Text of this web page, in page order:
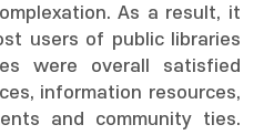
As a result, it
users of public libraries
were overall satisfied
information resources,
and community ties.